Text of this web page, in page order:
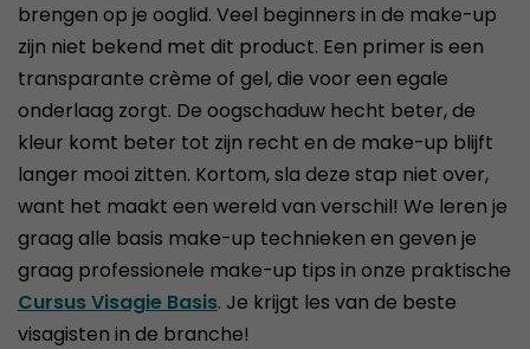
brengen op je ooglid. Veel beginners in de make-up
zijn niet bekend met dit product. Een primer is een
transparante crème of gel, die voor een egale
onderlaag zorgt. De oogschaduw hecht beter, de
kleur komt beter tot zijn recht en de make-up blijft
langer mooi zitten. Kortom, sla deze stap niet over,
want het maakt een wereld van verschil! We leren je
graag alle basis make-up technieken en geven je
graag professionele make-up tips in onze praktische
Cursus Visagie Basis. Je krijgt les van de beste
visagisten in de branche!